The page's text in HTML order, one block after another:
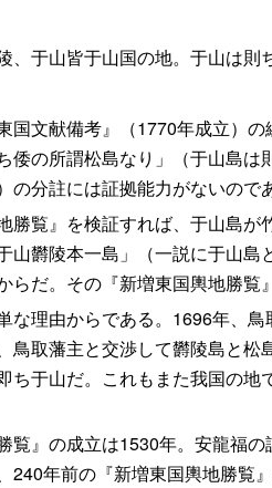
于山皆于山国の地。于山は則
国文献備考』（1770年成立）
倭の所謂松島なり」（于山島
分註には証拠能力がないので
覧』を検証すれば、于山島が
山欝陵本一島」（一説に于山
らだ。その『新増東国輿地勝覧
な理由からである。1696年、
鳥取藩主と交渉して欝陵島と松
ち于山だ。これもまた我国の
覧』の成立は1530年。安龍福
240年前の『新増東国輿地勝覧